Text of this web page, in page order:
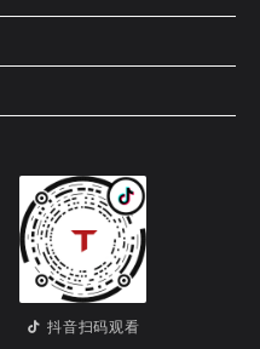
抖音扫码观看